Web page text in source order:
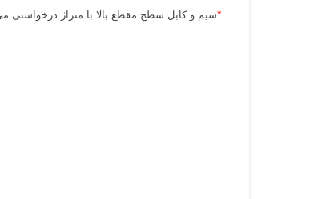
*سیم و کابل سطح مقطع بالا با متراژ درخواستی